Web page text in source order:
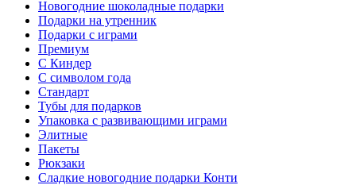
Новогодние шоколадные подарки
Подарки на утренник
Подарки с играми
Премиум
С Киндер
С символом года
Стандарт
Тубы для подарков
Упаковка с развивающими играми
Элитные
Пакеты
Рюкзаки
Сладкие новогодние подарки Конти